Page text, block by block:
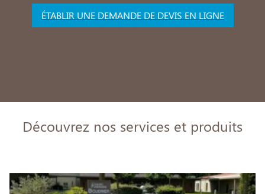
ÉTABLIR UNE DEMANDE DE DEVIS EN LIGNE
Découvrez nos services et produits